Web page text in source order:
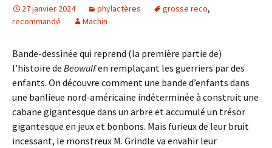
27 janvier 2024 phylactères grosse reco,
recommandé
Machin
Bande-dessinée qui reprend (la première partie de)
l’histoire de Beowulfen remplaçant les guerriers par des
enfants. On découvre comment une bande d’enfants dans
une banlieue nord-américaine indéterminée à construit une
cabane gigantesque dans un arbre et accumulé un trésor
gigantesque en jeux et bonbons. Mais furieux de leur bruit
incessant, le monstreux M. Grindle va envahir leur